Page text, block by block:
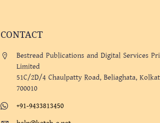
CONTACT
Bestread Publications and Digital Services
Limited
51C/2D/4 Chaulpatty Road, Beliaghata,
700010
+91-9433813450